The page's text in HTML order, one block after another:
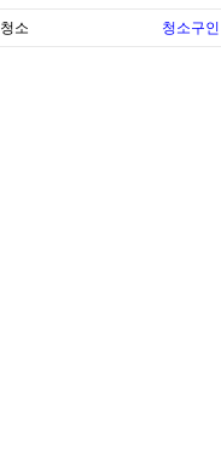
소 청소구인